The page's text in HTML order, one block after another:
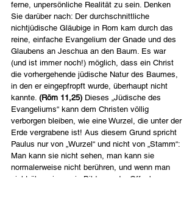
ferne, unpersönliche Realität zu sein. Denken
Sie darüber nach: Der durchschnittliche
nichtjüdische Gläubige in Rom kam durch das
reine, einfache Evangelium der Gnade und des
Glaubens an Jeschua an den Baum. Es war
(und ist immer noch!) möglich, dass ein Christ
die vorhergehende jüdische Natur des Baumes,
in den er eingepfropft wurde, überhaupt nicht
kannte. (Röm 11,25) Dieses „Jüdische des
Evangeliums“ kann dem Christen völlig
verborgen bleiben, wie eine Wurzel, die unter der
Erde vergrabene ist! Aus diesem Grund spricht
Paulus nur von „Wurzel“ und nicht von „Stamm“:
Man kann sie nicht sehen, man kann sie
normalerweise nicht berühren, und wenn man
nicht über ein wenig Bildung oder Offenbarung